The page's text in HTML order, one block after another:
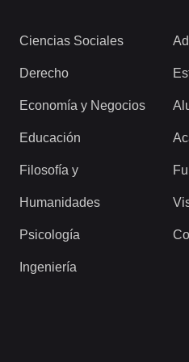
Ciencias Sociales
Derecho
Economía y Negocios
Educación
Filosofía y
Humanidades
Psicología
Ingeniería